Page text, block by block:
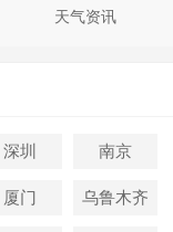
天气资讯
深圳 南京
厦门 乌鲁木齐